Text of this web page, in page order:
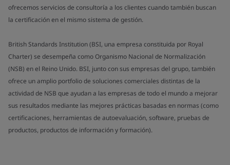
ofrecemos servicios de consultoría a los clientes cuando también buscan
la certificación en el mismo sistema de gestión.
British Standards Institution (BSI, una empresa constituida por Royal
Charter) se desempeña como Organismo Nacional de Normalización
(NSB) en el Reino Unido. BSI, junto con sus empresas del grupo, también
ofrece un amplio portfolio de soluciones comerciales distintas de la
actividad de NSB que ayudan a las empresas de todo el mundo a mejorar
sus resultados mediante las mejores prácticas basadas en normas (como
certificaciones, herramientas de autoevaluación, software, pruebas de
productos, productos de información y formación).